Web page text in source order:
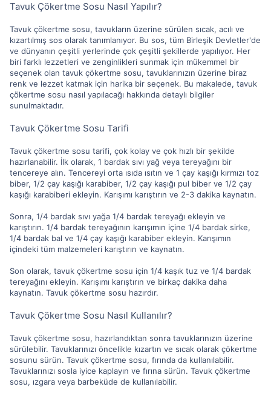
Tavuk Çökertme Sosu Nasıl Yapılır?
Tavuk çökertme sosu, tavukların üzerine sürülen sıcak, acılı ve
kızartılmış sos olarak tanımlanıyor. Bu sos, tüm Birleşik Devletler'de
ve dünyanın çeşitli yerlerinde çok çeşitli şekillerde yapılıyor. Her
biri farklı lezzetleri ve zenginlikleri sunmak için mükemmel bir
seçenek olan tavuk çökertme sosu, tavuklarınızın üzerine biraz
renk ve lezzet katmak için harika bir seçenek. Bu makalede, tavuk
çökertme sosu nasıl yapılacağı hakkında detaylı bilgiler
sunulmaktadır.
Tavuk Çökertme Sosu Tarifi
Tavuk çökertme sosu tarifi, çok kolay ve çok hızlı bir şekilde
hazırlanabilir. İlk olarak, 1 bardak sıvı yağ veya tereyağını bir
tencereye alın. Tencereyi orta ısıda ısıtın ve 1 çay kaşığı kırmızı toz
biber, 1/2 çay kaşığı karabiber, 1/2 çay kaşığı pul biber ve 1/2 çay
kaşığı karabiberi ekleyin. Karışımı karıştırın ve 2-3 dakika kaynatın.
Sonra, 1/4 bardak sıvı yağa 1/4 bardak tereyağı ekleyin ve
karıştırın. 1/4 bardak tereyağının karışımın içine 1/4 bardak sirke,
1/4 bardak bal ve 1/4 çay kaşığı karabiber ekleyin. Karışımın
içindeki tüm malzemeleri karıştırın ve kaynatın.
Son olarak, tavuk çökertme sosu için 1/4 kaşık tuz ve 1/4 bardak
tereyağını ekleyin. Karışımı karıştırın ve birkaç dakika daha
kaynatın. Tavuk çökertme sosu hazırdır.
Tavuk Çökertme Sosu Nasıl Kullanılır?
Tavuk çökertme sosu, hazırlandıktan sonra tavuklarınızın üzerine
sürülebilir. Tavuklarınızı öncelikle kızartın ve sıcak olarak çökertme
sosunu sürün. Tavuk çökertme sosu, fırında da kullanılabilir.
Tavuklarınızı sosla iyice kaplayın ve fırına sürün. Tavuk çökertme
sosu, ızgara veya barbeküde de kullanılabilir.